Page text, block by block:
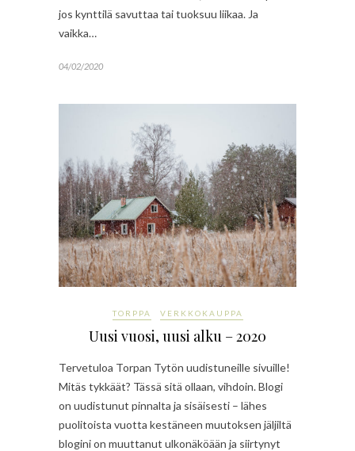
jos kynttilä savuttaa tai tuoksuu liikaa. Ja
vaikka…
04/02/2020
TORPPA VERKKOKAUPPA
Uusi vuosi, uusi alku – 2020
Tervetuloa Torpan Tytön uudistuneille sivuille!
Mitäs tykkäät? Tässä sitä ollaan, vihdoin. Blogi
on uudistunut pinnalta ja sisäisesti – lähes
puolitoista vuotta kestäneen muutoksen jäljiltä
blogini on muuttanut ulkonäköään ja siirtynyt